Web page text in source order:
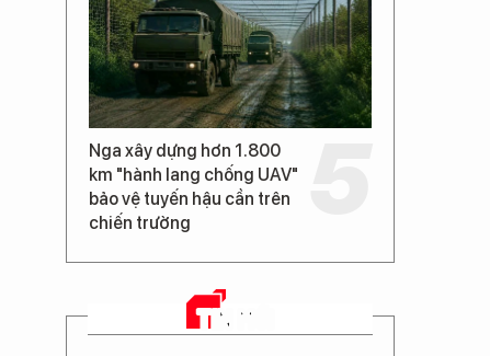
Nga xây dựng hơn 1.800
km "hành lang chống UAV"
bảo vệ tuyến hậu cần trên
chiến trường
TIN MỚI